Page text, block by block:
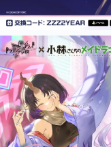
ピックア
電ファミのいま読ま
アプリセール情報
インタビュー